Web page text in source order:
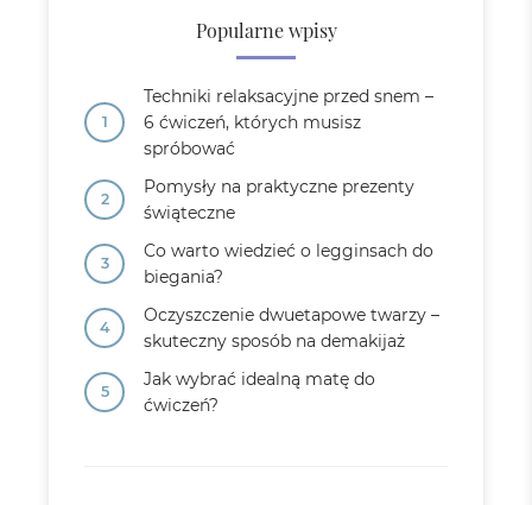
Popularne wpisy
Techniki relaksacyjne przed snem –
6 ćwiczeń, których musisz
spróbować
Pomysły na praktyczne prezenty
świąteczne
Co warto wiedzieć o legginsach do
biegania?
Oczyszczenie dwuetapowe twarzy –
skuteczny sposób na demakijaż
Jak wybrać idealną matę do
ćwiczeń?